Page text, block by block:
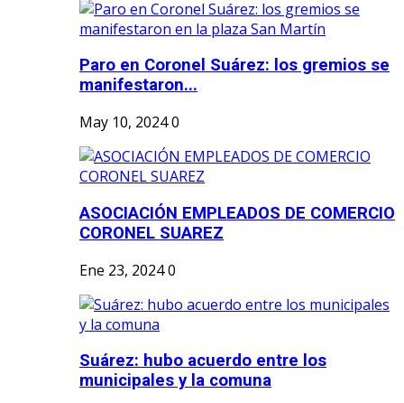
Paro en Coronel Suárez: los gremios se
manifestaron...
May 10, 20240
ASOCIACIÓN EMPLEADOS DE COMERCIO
CORONEL SUAREZ
Ene 23, 20240
Suárez: hubo acuerdo entre los
municipales y la comuna